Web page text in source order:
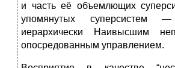
и часть её объемлющих
упомянутых суперсистем
иерархически Наивысшим
опосредованным управлением.